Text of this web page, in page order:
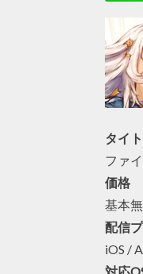
タイ
ファ
価格
基本
配信
iOS /